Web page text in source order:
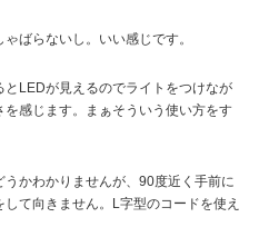
ばらないし。いい感じです。
LEDが見えるのでライトをつけなが
感じます。まぁそういう使い方をす
かわかりませんが、90度近く手前に
て向きません。L字型のコードを使え